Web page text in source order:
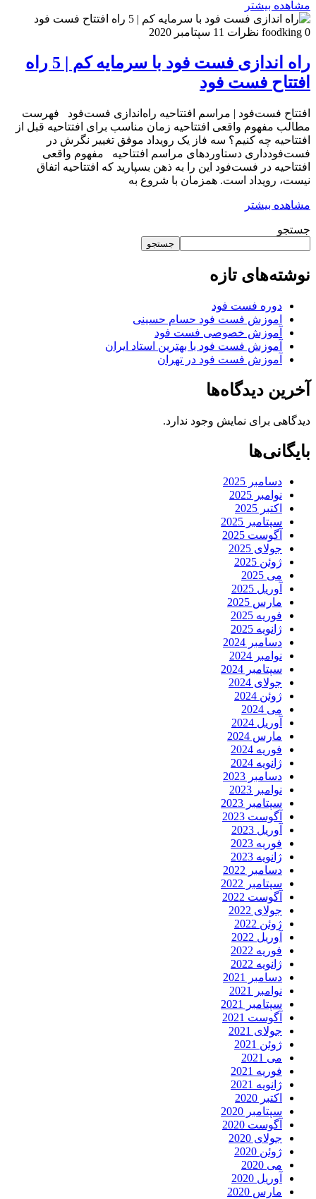
مشاهده بیشتر
foodking 0 نظرات 11 سپتامبر 2020
راه اندازی فست فود با سرمایه کم | 5 راه
افتتاح فست فود
افتتاح فست‌فود | مراسم افتتاحیه راه‌اندازی فست‌فود فهرست
مطالب مفهوم واقعی افتتاحیه زمان مناسب برای افتتاحیه قبل از
افتتاحیه چه کنیم؟ سه فاز یک رویداد موفق تغییر نگرش در
فست‌فودداری دستاوردهای مراسم افتتاحیه مفهوم واقعی
افتتاحیه در فست‌فود این را به ذهن بسپارید که افتتاحیه اتفاق
نیست، رویداد است. همزمان با شروع به
مشاهده بیشتر
جستجو
جستجو
نوشته‌های تازه
دوره فست فود
اموزش فست فود حسام حسینی
آموزش خصوصی فست فود
آموزش فست فود با بهترین استاد ایران
آموزش فست فود در تهران
آخرین دیدگاه‌ها
دیدگاهی برای نمایش وجود ندارد.
بایگانی‌ها
دسامبر 2025
نوامبر 2025
اکتبر 2025
سپتامبر 2025
آگوست 2025
جولای 2025
ژوئن 2025
می 2025
آوریل 2025
مارس 2025
فوریه 2025
ژانویه 2025
دسامبر 2024
نوامبر 2024
سپتامبر 2024
جولای 2024
ژوئن 2024
می 2024
آوریل 2024
مارس 2024
فوریه 2024
ژانویه 2024
دسامبر 2023
نوامبر 2023
سپتامبر 2023
آگوست 2023
آوریل 2023
فوریه 2023
ژانویه 2023
دسامبر 2022
سپتامبر 2022
آگوست 2022
جولای 2022
ژوئن 2022
آوریل 2022
فوریه 2022
ژانویه 2022
دسامبر 2021
نوامبر 2021
سپتامبر 2021
آگوست 2021
جولای 2021
ژوئن 2021
می 2021
فوریه 2021
ژانویه 2021
اکتبر 2020
سپتامبر 2020
آگوست 2020
جولای 2020
ژوئن 2020
می 2020
آوریل 2020
مارس 2020